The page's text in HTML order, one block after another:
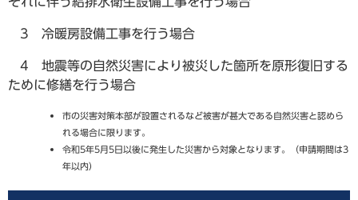
3 冷暖房設備工事を行う場合
4 地震等の自然災害により被災した箇所を原形復旧する
ために修繕を行う場合
市の災害対策本部が設置されるなど被害が甚大である自然災害と認めら
れる場合に限ります。
令和5年5月5日以後に発生した災害から対象となります。（申請期間は3
年以内）